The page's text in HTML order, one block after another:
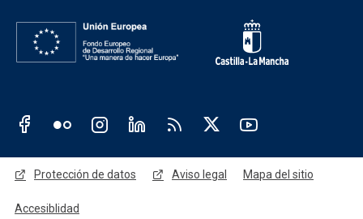
Redes sociales JCCM
Menú legal
Protección de datos Aviso legal Mapa del sitio
Accesiblidad